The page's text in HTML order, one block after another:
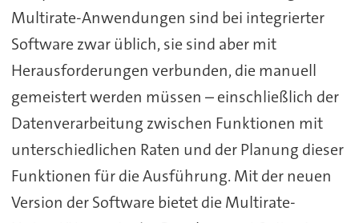
Multirate-Anwendungen sind bei integrierter
Software zwar üblich, sie sind aber mit
Herausforderungen verbunden, die manuell
gemeistert werden müssen – einschließlich der
Datenverarbeitung zwischen Funktionen mit
unterschiedlichen Raten und der Planung dieser
Funktionen für die Ausführung. Mit der neuen
Version der Software bietet die Multirate-